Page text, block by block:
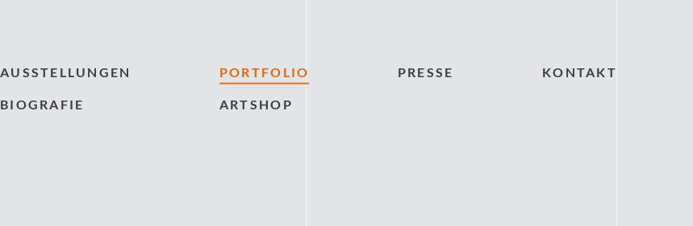
AUSSTELLUNGEN
BIOGRAFIE
PORTFOLIO
ARTSHOP
PRESSE KONTAKT